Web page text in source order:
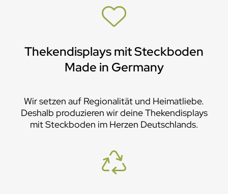
Thekendisplays mit Steckboden
Made in Germany
Wir setzen auf Regionalität und Heimatliebe.
Deshalb produzieren wir deine Thekendisplays
mit Steckboden im Herzen Deutschlands.